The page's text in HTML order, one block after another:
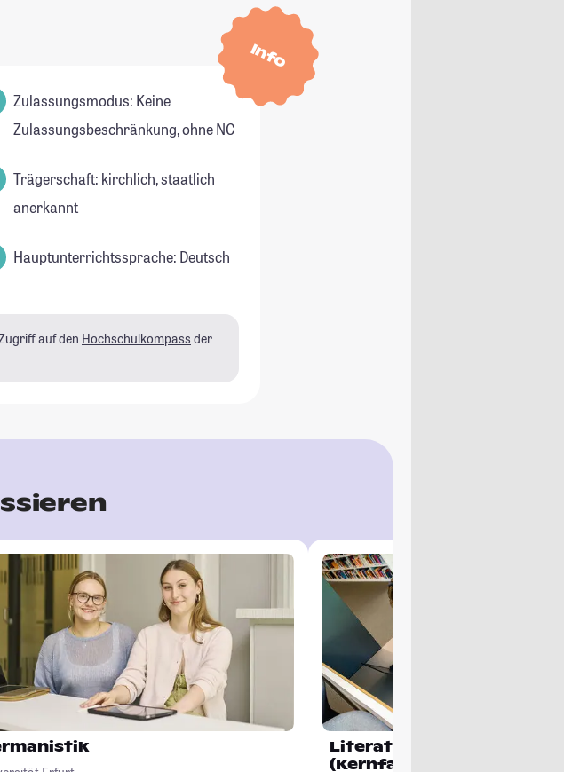
Info
Zulassungsmodus: Keine
Zulassungsbeschränkung, ohne NC
Trägerschaft: kirchlich, staatlich
anerkannt
Hauptunterrichtssprache: Deutsch
auf den Hochschulkompass der
Literatur, Kultur, Medien
(Kernfach)